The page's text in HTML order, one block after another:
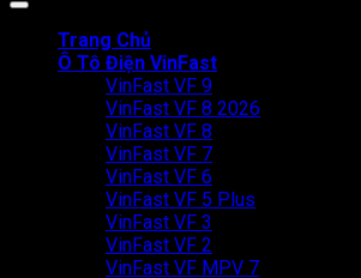
Trang Chủ
Ô Tô Điện VinFast
VinFast VF 9
VinFast VF 8 2026
VinFast VF 8
VinFast VF 7
VinFast VF 6
VinFast VF 5 Plus
VinFast VF 3
VinFast VF 2
VinFast VF MPV 7